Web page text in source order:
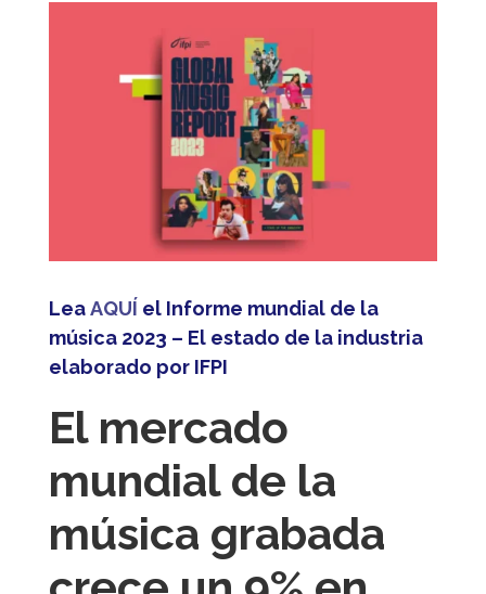
LeaAQUÍ el Informe mundial de la
música 2023 – El estado de la industria
elaborado por IFPI
El mercado
mundial de la
música grabada